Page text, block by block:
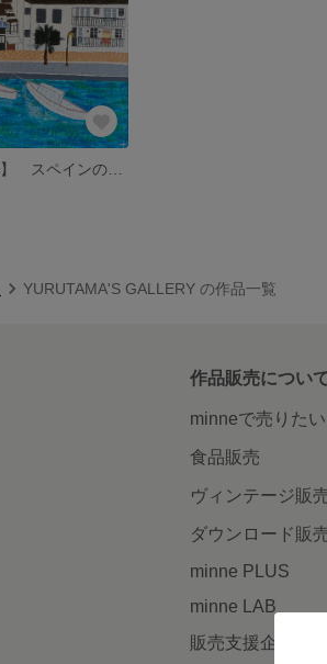
YURUTAMA'S GALLERY の作品一覧
作品販売につい
minneで売りたい
食品販売
ヴィンテージ販
ダウンロード販
minne PLUS
minne LAB
販売支援企画・